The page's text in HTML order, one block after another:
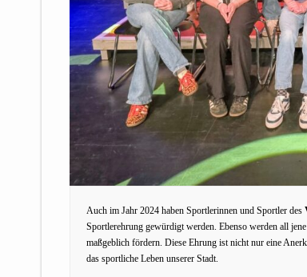
Auch im Jahr 2024 haben Sportlerinnen und Sportler des
Sportlerehrung gewürdigt werden. Ebenso werden all
maßgeblich fördern. Diese Ehrung ist nicht nur eine
das sportliche Leben unserer Stadt.